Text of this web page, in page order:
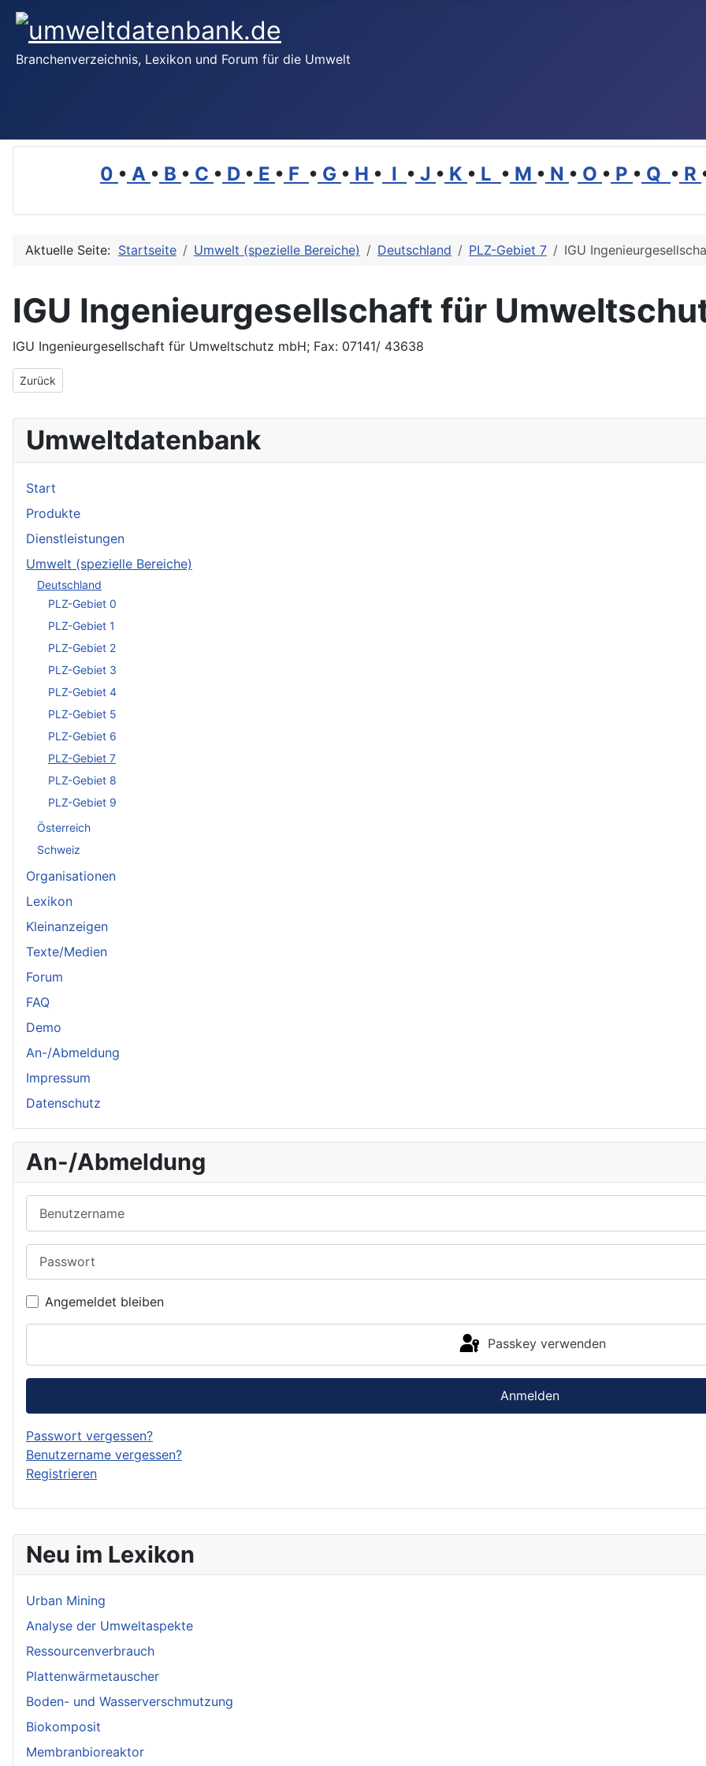
Branchenverzeichnis, Lexikon und Forum für die Umwelt
0 • A • B • C • D • E • F • G • H • I • J • K • L • M • N • O • P • Q • R
Neu im Lexikon
Urban Mining
Analyse der Umweltaspekte
Ressourcenverbrauch
Plattenwärmetauscher
Boden- und Wasserverschmutzung
Biokomposit
Membranbioreaktor
Aktuelle Seite: Startseite Umwelt (spezielle Bereiche) Deutschland PLZ-Gebiet 7 IGU
IGU Ingenieurgesellschaft für
IGU Ingenieurgesellschaft für Umweltschutz mbH; Fax: 07141/ 43638
Vorheriger Beitrag: IfUB - Institut für Umweltbildung im Beruf GmbH, Berlin
Zurück
Umweltdatenbank
Start
Produkte
Dienstleistungen
Umwelt (spezielle Bereiche)
Deutschland
PLZ-Gebiet 0
PLZ-Gebiet 1
PLZ-Gebiet 2
PLZ-Gebiet 3
PLZ-Gebiet 4
PLZ-Gebiet 5
PLZ-Gebiet 6
PLZ-Gebiet 7
PLZ-Gebiet 8
PLZ-Gebiet 9
Österreich
Schweiz
Organisationen
Lexikon
Kleinanzeigen
Texte/Medien
Forum
FAQ
Demo
An-/Abmeldung
Impressum
Datenschutz
An-/Abmeldung
Angemeldet bleiben
Passkey verwenden
Anmelden
Passwort vergessen?
Benutzername vergessen?
Registrieren